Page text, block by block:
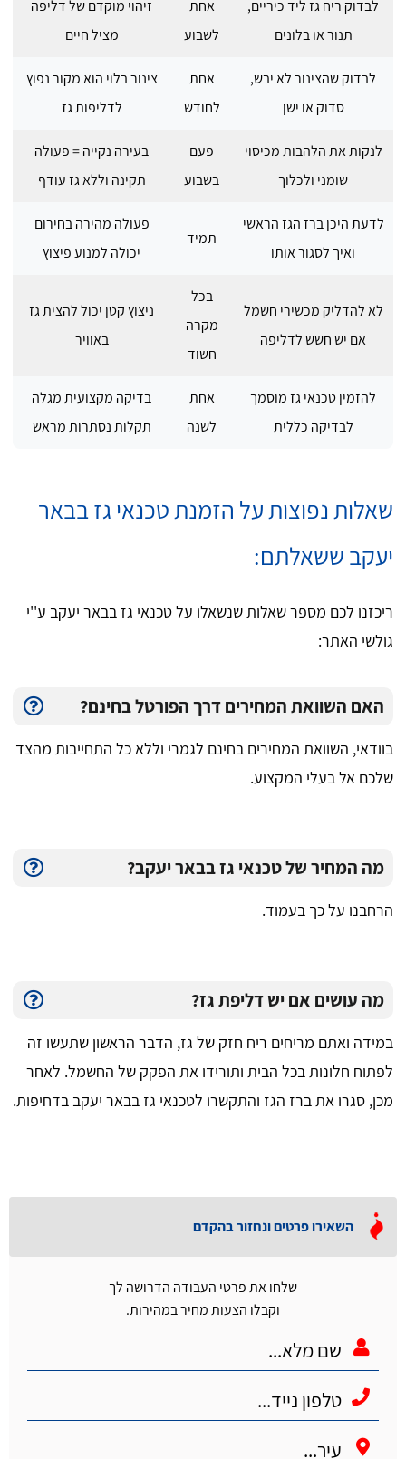
לבדוק ריח גז ליד כיריים,
תנור או בלונים
אחת
לשבוע
זיהוי מוקדם של דליפה
מציל חיים
לבדוק שהצינור לא יבש,
סדוק או ישן
אחת
לחודש
צינור בלוי הוא מקור נפוץ
לדליפות גז
לנקות את הלהבות מכיסוי
שומני ולכלוך
פעם
בשבוע
בעירה נקייה = פעולה
תקינה וללא גז עודף
לדעת היכן ברז הגז הראשי
ואיך לסגור אותו
תמיד
פעולה מהירה בחירום
יכולה למנוע פיצוץ
לא להדליק מכשירי חשמל
אם יש חשש לדליפה
בכל
מקרה
חשוד
ניצוץ קטן יכול להצית גז
באוויר
להזמין טכנאי גז מוסמך
לבדיקה כללית
אחת
לשנה
בדיקה מקצועית מגלה
תקלות נסתרות מראש
שאלות נפוצות על הזמנת טכנאי גז בבאר
יעקב ששאלתם:
ריכזנו לכם מספר שאלות שנשאלו על טכנאי גז בבאר יעקב ע''י
גולשי האתר:
האם השוואת המחירים דרך הפורטל בחינם?
בוודאי, השוואת המחירים בחינם לגמרי וללא כל התחייבות מהצד
שלכם אל בעלי המקצוע.
מה המחיר של טכנאי גז בבאר יעקב?
הרחבנו על כך בעמוד.
מה עושים אם יש דליפת גז?
במידה ואתם מריחים ריח חזק של גז, הדבר הראשון שתעשו זה
לפתוח חלונות בכל הבית ותורידו את הפקק של החשמל. לאחר
מכן, סגרו את ברז הגז והתקשרו לטכנאי גז בבאר יעקב בדחיפות.
השאירו פרטים ונחזור בהקדם
שלחו את פרטי העבודה הדרושה לך
וקבלו הצעות מחיר במהירות.